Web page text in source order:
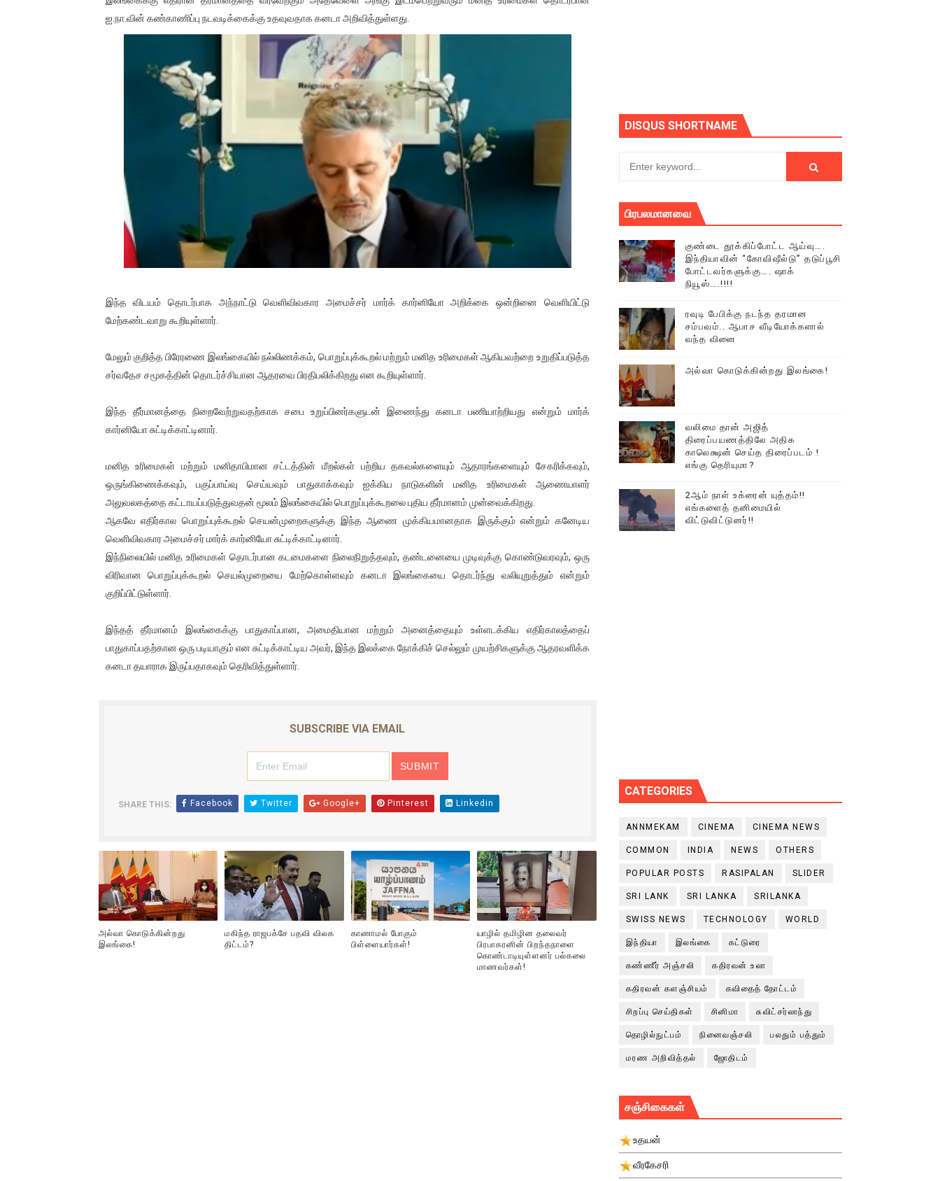
01/11/2021 Scotland ல் நடைபெறும் கண்டனப் போராட்டத்திற்கு கலந்துகொள்ளுமாறு அன்புரிமையோடு அழைக்கின்றோம்.
பாலச்சந்திரன் மற்றும் தன்னிடம் படித்த மாணவர்கள் தொடர்பில் நாடாளுமன்றத்தில் பகிரங்க கேள்வி
பிரிட்டனால் கடத்தப்படும் நிலையில் இலங்கைத் தமிழ் குடும்பம்!! நடந்தது என்ன
வர்ராரு...வர்ராரு... அண்ணாத்த : ரஜினிக்காக இலங்கை பாடலாசிரியர் வெளியிட்ட...
கைது செய்யப்பட்ட இளைஞன் உயிரிழப்பு - கொதித்தெழுந்த பிரதேசவாசிகள்!
தடுப்பூசியை பெற்றுக் கொள்ளக் கூடிய இடங்கள்...
சிறுமியை பாலியல் வன்கொடுமை செய்த முதியவருக்கு வழங்கப்பட்ட தண்டனை
பிரபல நடிகை தூக்கிட்டு தற்கொலை!
வடிவேலுவுக்கு நீதிமன்றம் விதித்துள்ள அதிரடி உத்தரவு!
தியாகதீபம் லெப்.கேணல் திலீபன், கேணல் சங்கர் ஆகியோரின் நினைவெழுச்சி நாள் - 26.09.2021 சுவிஸ் (செய்தியும்,படங்களும்..)
ஐ.நா முன்றலில் சீரற்ற காலநிலையிலும் தமிழின அழிப்பிற்கு நீதி கேட்டு நடைபெற்ற கவனயீர்ப்புப் போராட்டத்தில் திரண்ட தமிழ்மக்கள்!!
இளையராஜா – கமல் அவசர சந்திப்பு (படங்கள், விடியோ)
32 CM விநோத கன்றுக்குட்டி! (வீடியோ)
வலிமை தான் அஜித் திரைப்பயணத்திலே அதிக காலெக்ஷன் செய்த திரைப்படம் ! எங்கு தெரியுமா?
ஐ.நா.வின் கண்காணிப்பு நடவடிக்கைக்கு உதவுவதாக கனடா அறிவித்துள்ளது.
இந்த விடயம் தொடர்பாக அந்நாட்டு வெளிவிவகார அமைச்சர் மார்க் கார்னியோ அறிக்கை ஒன்றினை வெளியிட்டு
மேற்கண்டவாறு கூறியுள்ளார்.
மேலும் குறித்த பிரேரணை இலங்கையில் நல்லிணக்கம், பொறுப்புக்கூறல் மற்றும் மனித உரிமைகள் ஆகியவற்றை உறுதிப்படுத்த
சர்வதேச சமூகத்தின் தொடர்ச்சியான ஆதரவை பிரதிபலிக்கிறது என கூறியுள்ளார்.
இந்த தீர்மானத்தை நிறைவேற்றுவதற்காக சபை உறுப்பினர்களுடன் இணைந்து கனடா பணியாற்றியது என்றும் மார்க்
கார்னியோ சுட்டிக்காட்டினார்.
மனித உரிமைகள் மற்றும் மனிதாபிமான சட்டத்தின் மீறல்கள் பற்றிய தகவல்களையும் ஆதாரங்களையும் சேகரிக்கவும்,
ஒருங்கிணைக்கவும், பகுப்பாய்வு செய்யவும் பாதுகாக்கவும் ஐக்கிய நாடுகளின் மனித உரிமைகள் ஆணையாளர்
அலுவலகத்தை கட்டாயப்படுத்துவதன் மூலம் இலங்கையில் பொறுப்புக்கூறலை புதிய தீர்மானம் முன்வைக்கிறது.
ஆகவே எதிர்கால பொறுப்புக்கூறல் செயன்முறைகளுக்கு இந்த ஆணை முக்கியமானதாக இருக்கும் என்றும் கனேடிய
வெளிவிவகார அமைச்சர் மார்க் கார்னியோ சுட்டிக்காட்டினார்.
இந்நிலையில் மனித உரிமைகள் தொடர்பான கடமைகளை நிலைநிறுத்தவும், தண்டனையை முடிவுக்கு கொண்டுவரவும், ஒரு
விரிவான பொறுப்புக்கூறல் செயல்முறையை மேற்கொள்ளவும் கனடா இலங்கையை தொடர்ந்து வலியுறுத்தும் என்றும்
குறிப்பிட்டுள்ளார்.
இந்தத் தீர்மானம் இலங்கைக்கு பாதுகாப்பான, அமைதியான மற்றும் அனைத்தையும் உள்ளடக்கிய எதிர்காலத்தைப்
பாதுகாப்பதற்கான ஒரு படியாகும் என சுட்டிக்காட்டிய அவர், இந்த இலக்கை நோக்கிச் செல்லும் முயற்சிகளுக்கு ஆதரவளிக்க
கனடா தயாராக இருப்பதாகவும் தெரிவித்துள்ளார்.
SUBSCRIBE VIA EMAIL
SHARE THIS: Facebook Twitter Google+ Pinterest Linkedin
அல்வா கொடுக்கின்றது
இலங்கை!
மகிந்த ராஜபக்சே பதவி விலக
திட்டம்?
காணாமல் போகும்
பிள்ளையார்கள்!
யாழில் தமிழின தலைவர்
பிரபாகரனின் பிறந்தநாளை
கொண்டாடியுள்ளனர் பல்கலை
மாணவர்கள்!
DISQUS SHORTNAME
பிரபலமானவை
குண்டை தூக்கிப்போட்ட ஆய்வு….
இந்தியாவின் “கோவிஷீல்டு” தடுப்பூசி
போட்டவர்களுக்கு…. ஷாக்
நியூஸ்….!!!!
ரவுடி பேபிக்கு நடந்த தரமான
சம்பவம்.. ஆபாச வீடியோக்களால்
வந்த வினை
அல்வா கொடுக்கின்றது இலங்கை!
வலிமை தான் அஜித்
திரைப்பயணத்திலே அதிக
காலெக்ஷன் செய்த திரைப்படம் !
எங்கு தெரியுமா?
2ஆம் நாள் உக்ரைன் யுத்தம்!!
எங்களைத் தனிமையில்
விட்டுவிட்டுனர்!!
CATEGORIES
ANNMEKAM CINEMA CINEMA NEWS
COMMON INDIA NEWS OTHERS
POPULAR POSTS RASIPALAN SLIDER
SRI LANK SRI LANKA SRILANKA
SWISS NEWS TECHNOLOGY WORLD
இந்தியா இலங்கை கட்டுரை
கண்ணீர் அஞ்சலி கதிரவன் உலா
கதிரவன் களஞ்சியம் கவிதைத் தோட்டம்
சிறப்பு செய்திகள் சினிமா சுவிட்சர்லாந்து
தொழில்நுட்பம் நினைவஞ்சலி பலதும் பத்தும்
மரண அறிவித்தல் ஜோதிடம்
சஞ்சிகைகள்
உதயன்
வீரகேசரி